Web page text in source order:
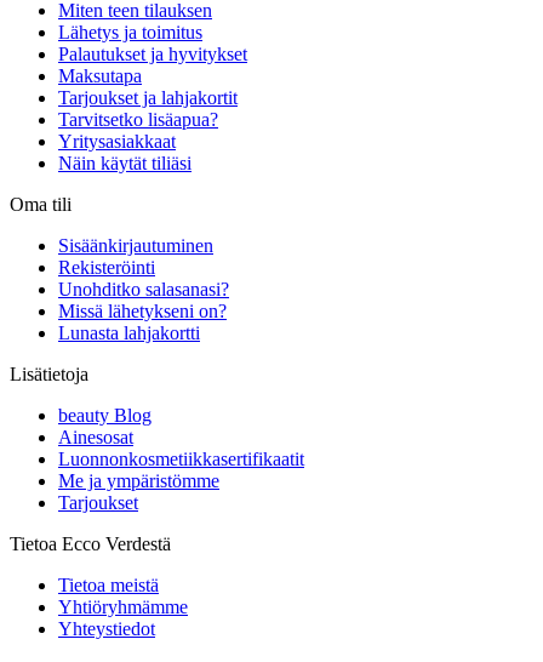
Miten teen tilauksen
Lähetys ja toimitus
Palautukset ja hyvitykset
Maksutapa
Tarjoukset ja lahjakortit
Tarvitsetko lisäapua?
Yritysasiakkaat
Näin käytät tiliäsi
Oma tili
Sisäänkirjautuminen
Rekisteröinti
Unohditko salasanasi?
Missä lähetykseni on?
Lunasta lahjakortti
Lisätietoja
beauty Blog
Ainesosat
Luonnonkosmetiikkasertifikaatit
Me ja ympäristömme
Tarjoukset
Tietoa Ecco Verdestä
Tietoa meistä
Yhtiöryhmämme
Yhteystiedot